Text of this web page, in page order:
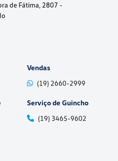
de Fátima, 2807 -
Vendas
(19) 2660-2999
Serviço de Guincho
(19) 3465-9602